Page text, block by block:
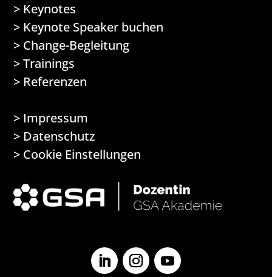
> Keynotes
> Keynote Speaker buchen
> Change-Begleitung
>Trainings
> Referenzen
> Impressum
> Datenschutz
> Cookie Einstellungen